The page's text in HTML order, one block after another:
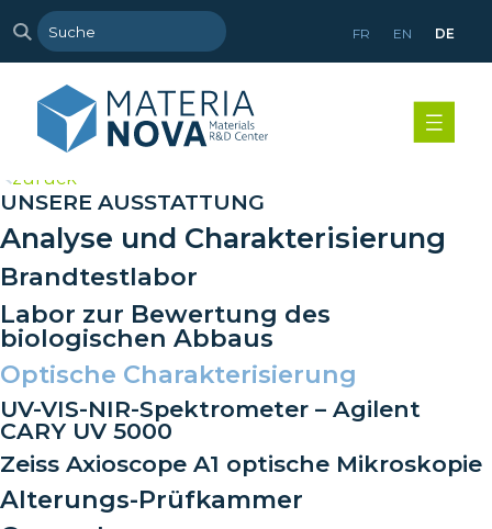
FR EN DE
zurück
UNSERE AUSSTATTUNG
Analyse und Charakterisierung
Brandtestlabor
Labor zur Bewertung des
biologischen Abbaus
Optische Charakterisierung
UV-VIS-NIR-Spektrometer – Agilent
CARY UV 5000
Zeiss Axioscope A1 optische Mikroskopie
Alterungs-Prüfkammer